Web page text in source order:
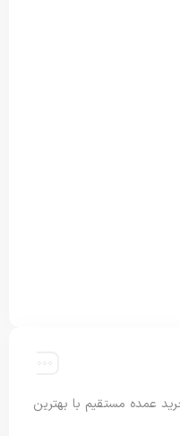
عمده مستقیم با بهترین